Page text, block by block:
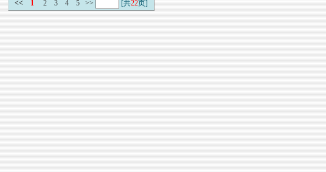
<< 1 2 3 4 5 >> [共22页]